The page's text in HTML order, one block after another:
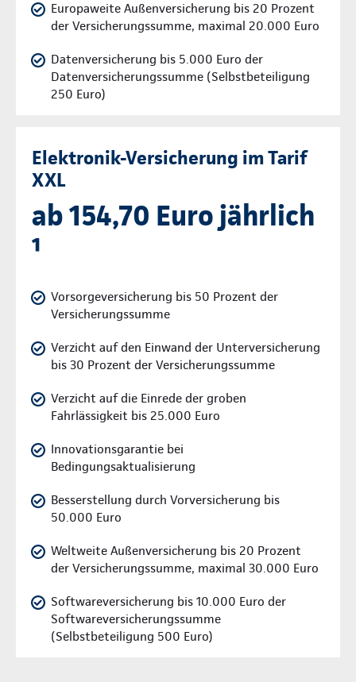
Europaweite Außenversicherung bis 20 Prozent
der Versicherungssumme, maximal 20.000 Euro
Datenversicherung bis 5.000 Euro der
Datenversicherungssumme (Selbstbeteiligung
250 Euro)
Elektronik-Versicherung im Tarif
XXL
ab 154,70 Euro jährlich
¹
Vorsorgeversicherung bis 50 Prozent der
Versicherungssumme
Verzicht auf den Einwand der Unterversicherung
bis 30 Prozent der Versicherungssumme
Verzicht auf die Einrede der groben
Fahrlässigkeit bis 25.000 Euro
Innovationsgarantie bei
Bedingungsaktualisierung
Besserstellung durch Vorversicherung bis
50.000 Euro
Weltweite Außenversicherung bis 20 Prozent
der Versicherungssumme, maximal 30.000 Euro
Softwareversicherung bis 10.000 Euro der
Softwareversicherungssumme
(Selbstbeteiligung 500 Euro)